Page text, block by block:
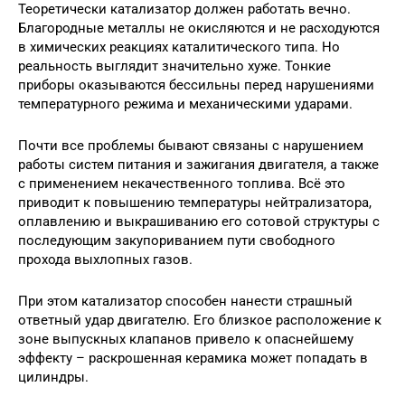
Теоретически катализатор должен работать вечно.
Благородные металлы не окисляются и не расходуются
в химических реакциях каталитического типа. Но
реальность выглядит значительно хуже. Тонкие
приборы оказываются бессильны перед нарушениями
температурного режима и механическими ударами.
Почти все проблемы бывают связаны с нарушением
работы систем питания и зажигания двигателя, а также
с применением некачественного топлива. Всё это
приводит к повышению температуры нейтрализатора,
оплавлению и выкрашиванию его сотовой структуры с
последующим закупориванием пути свободного
прохода выхлопных газов.
При этом катализатор способен нанести страшный
ответный удар двигателю. Его близкое расположение к
зоне выпускных клапанов привело к опаснейшему
эффекту – раскрошенная керамика может попадать в
цилиндры.